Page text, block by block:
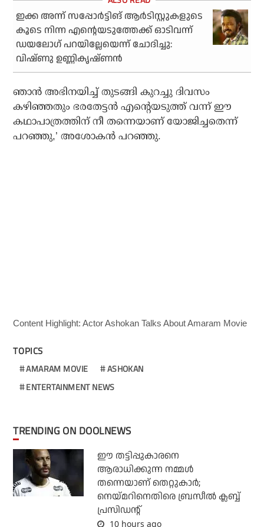
ഇക്ക അന്ന് സപ്പോര്‍ട്ടിങ് ആര്‍ടിസ്റ്റുകളുടെ
കൂടെ നിന്ന എന്റെയടുത്തേക്ക് ഓടിവന്ന്
ഡയലോഗ് പറയില്ലേയെന്ന് ചോദിച്ചു:
വിഷ്ണു ഉണ്ണികൃഷ്ണന്‍
ഞാന്‍ അഭിനയിച്ച് തുടങ്ങി കുറച്ചു ദിവസം
കഴിഞ്ഞതും ഭരതേട്ടന്‍ എന്റെയടുത്ത് വന്ന് ഈ
കഥാപാത്രത്തിന് നീ തന്നെയാണ് യോജിച്ചതെന്ന്
പറഞ്ഞു,’ അശോകന്‍ പറഞ്ഞു.
Content Highlight: Actor Ashokan Talks About Amaram Movie
TOPICS
AMARAM MOVIE
ASHOKAN
ENTERTAINMENT NEWS
TRENDING ON DOOLNEWS
ഈ തട്ടിപ്പുകാരനെ
ആരാധിക്കുന്ന നമ്മള്‍
തന്നെയാണ് തെറ്റുകാര്‍;
നെയ്മറിനെതിരെ ബ്രസീല്‍ ക്ലബ്ബ്
പ്രസിഡന്റ്
10 hours ago